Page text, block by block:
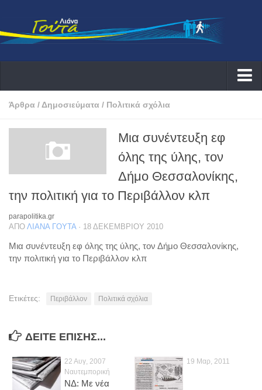
Αρχική
Συνεντεύξεις τηλεοπτικές
Αρθογραφία
Θέματα
Ενέργεια
Παιδεία
Πολιτικά σχόλια
Φωτογραφίες
Επαγγελματικές
Άρθρα /Δημοσιεύματα / Πολιτικά σχόλια
Μια συνέντευξη εφ
όλης της ύλης, τον
Δήμο Θεσσαλονίκης,
την πολιτική για το Περιβάλλον κλπ
parapolitika.gr
ΑΠΌ ΛΙΆΝΑ ΓΟΎΤΑ· 18 ΔΕΚΕΜΒΡΊΟΥ 2010
Μια συνέντευξη εφ όλης της ύλης, τον Δήμο Θεσσαλονίκης,
την πολιτική για το Περιβάλλον κλπ
Ετικέτες: Περιβάλλον Πολιτικά σχόλια
ΔΕΊΤΕ ΕΠΊΣΗΣ...
22 Αυγ, 2007
Ναυτεμπορική
ΝΔ: Με νέα
19 Μαρ, 2011